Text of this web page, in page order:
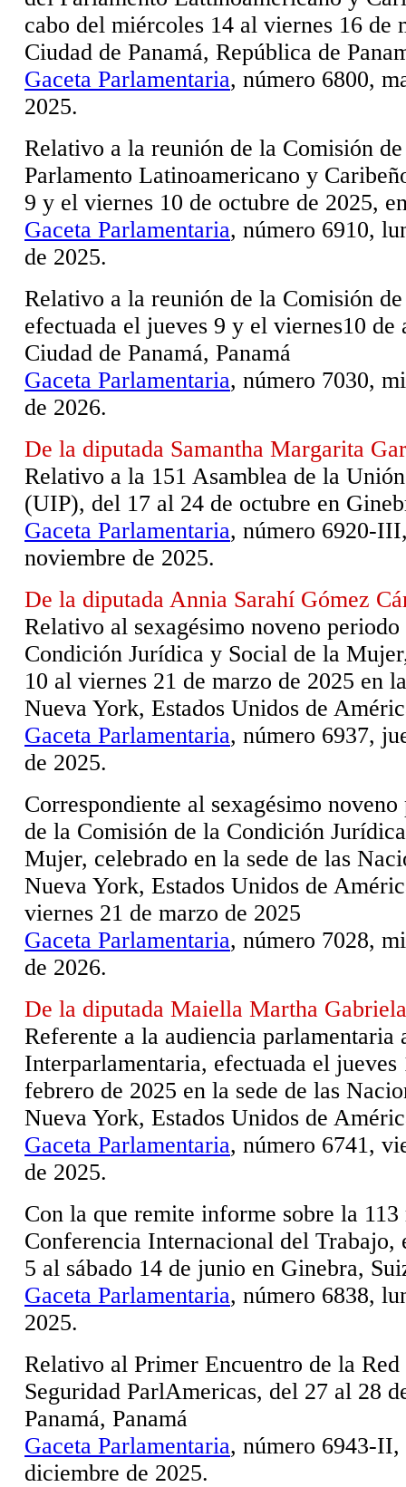
cabo del miércoles 14 al viernes 16 de
Ciudad de Panamá, República de
Gaceta Parlamentaria, número 6800,
2025.
Relativo a la reunión de la Comisión
Parlamento Latinoamericano y
9 y el viernes 10 de octubre de 2025,
Gaceta Parlamentaria, número 6910,
de 2025.
Relativo a la reunión de la Comisión
efectuada el jueves 9 y el viernes10
Ciudad de Panamá, Panamá
Gaceta Parlamentaria, número 7030,
de 2026.
De la diputada Samantha Margarita
Relativo a la 151 Asamblea de la
(UIP), del 17 al 24 de octubre en
Gaceta Parlamentaria, número 6920-
noviembre de 2025.
De la diputada Annia Sarahí Gómez
Relativo al sexagésimo noveno periodo
Condición Jurídica y Social de la
10 al viernes 21 de marzo de 2025 en
Nueva York, Estados Unidos de
Gaceta Parlamentaria, número 6937,
de 2025.
Correspondiente al sexagésimo noveno
de la Comisión de la Condición
Mujer, celebrado en la sede de las
Nueva York, Estados Unidos de
viernes 21 de marzo de 2025
Gaceta Parlamentaria, número 7028,
de 2026.
De la diputada Maiella Martha
Referente a la audiencia parlamentaria
Interparlamentaria, efectuada el
febrero de 2025 en la sede de las
Nueva York, Estados Unidos de
Gaceta Parlamentaria, número 6741,
de 2025.
Con la que remite informe sobre la
Conferencia Internacional del Trabajo,
5 al sábado 14 de junio en Ginebra,
Gaceta Parlamentaria, número 6838,
2025.
Relativo al Primer Encuentro de la Red
Seguridad ParlAmericas, del 27 al 28
Panamá, Panamá
Gaceta Parlamentaria, número 6943-II,
diciembre de 2025.